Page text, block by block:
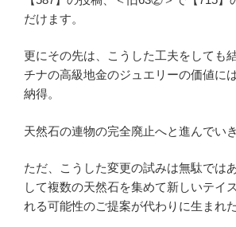
だけます。
更にその先は、こうした工夫をしても
チナの高級地金のジュエリーの価値に
納得。
天然石の連物の完全廃止へと進んでい
ただ、こうした変更の試みは無駄では
して複数の天然石を集めて新しいテイ
れる可能性のご提案が代わりに生まれ